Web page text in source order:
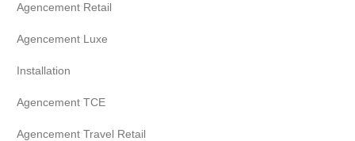
Agencement Retail
Agencement Luxe
Installation
Agencement TCE
Agencement Travel Retail